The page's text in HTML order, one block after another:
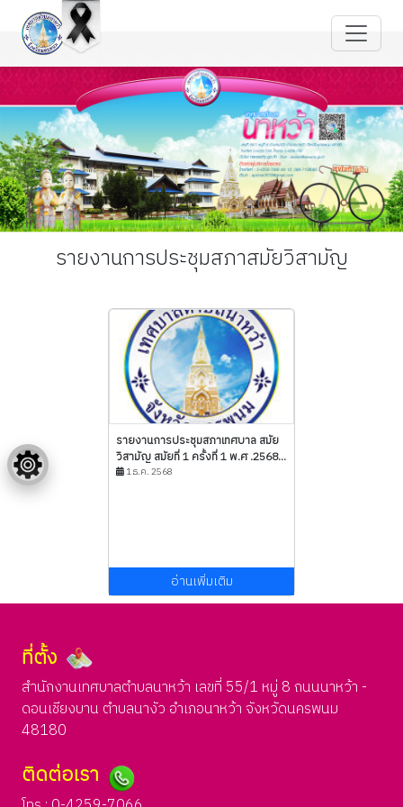
รายงานการประชุมสภาสมัยวิสามัญ
รายงานการประชุมสภาเทศบาล สมัย
วิสามัญ สมัยที่ 1 ครั้งที่ 1 พ.ศ .2568...
1 ธ.ค. 2568
อ่านเพิ่มเติม
ที่ตั้ง
สำนักงานเทศบาลตำบลนาหว้า เลขที่ 55/1 หมู่ 8 ถนนนาหว้า -
ดอนเชียงบาน ตำบลนางัว อำเภอนาหว้า จังหวัดนครพนม
48180
ติดต่อเรา